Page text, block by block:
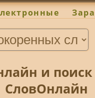
и
СловОнлайн